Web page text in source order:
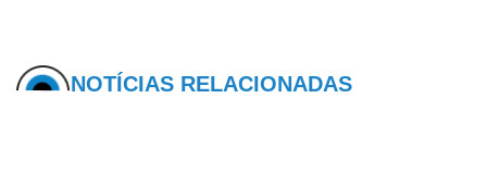
NOTÍCIAS RELACIONADAS